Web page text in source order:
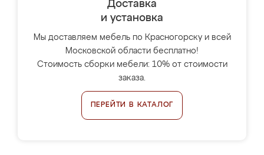
Доставка
и установка
Мы доставляем мебель по Красногорску и всей
Московской области бесплатно!
Стоимость сборки мебели: 10% от стоимости
заказа.
ПЕРЕЙТИ В КАТАЛОГ